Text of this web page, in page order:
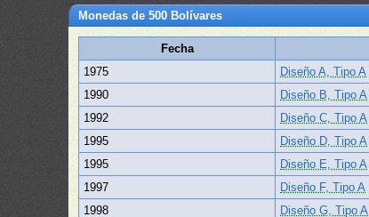
Monedas de 500 Bolívares
Fecha
1975
Diseño A, Tipo A
1990
Diseño B, Tipo A
1992
Diseño C, Tipo A
1995
Diseño D, Tipo A
1995
Diseño E, Tipo A
1997
Diseño F, Tipo A
1998
Diseño G, Tipo A